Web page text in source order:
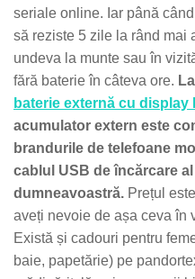
seriale online. Iar până
să reziste 5 zile la rând mai
undeva la munte sau în
fără baterie în câteva ore.
baterie externă cu display
acumulator extern este
brandurile de telefoane
cablul USB de încărcare
dumneavoastră. Prețul
aveți nevoie de așa ceva în
Există și cadouri pentru
baie, papetărie) pe